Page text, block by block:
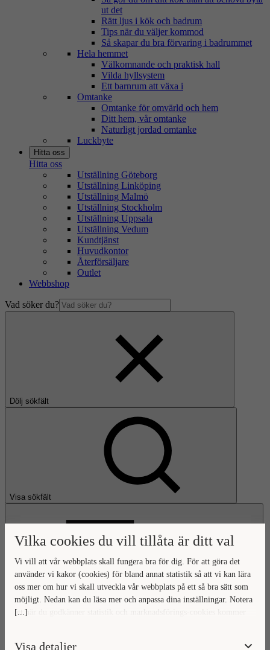
Vilka cookies du vill tillåta är ditt val
[...]
Vi vill att vår webbplats skall fungera bra för dig. För att göra det
använder vi kakor (cookies) för bland annat statistik så att vi kan lära
oss mer om hur vi skall utveckla vår webbplats på ett så bra sätt som
möjligt. Nedan kan du läsa mer och anpassa dina inställningar. Notera
att när du godkänner statistik och marknadsförings-cookies kommer
Visa detaljer
ut det
Rätt ljus i kök och badrum
Tips när du väljer kommod
Så skapar du bra förvaring i badrummet
Hela hemmet
Välkomnande och praktisk hall
Vilda hyllsystem
Ett barnrum att växa i
Omtanke
Omtanke för omvärld och hem
Ditt hem, vår omtanke
Naturligt jordad omtanke
Luckbyte
Hitta oss
Hitta oss
Utställning Göteborg
Utställning Linköping
Utställning Malmö
Utställning Stockholm
Utställning Uppsala
Utställning Vedum
Kundtjänst
Huvudkontor
Återförsäljare
Outlet
Webbshop
Vad söker du?
Dölj sökfält
Visa sökfält
Gå till startsidan